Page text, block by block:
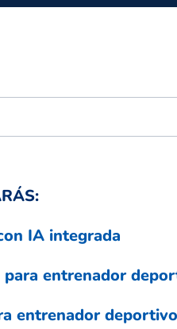
IA integrada
entrenador
entrenador deportivo